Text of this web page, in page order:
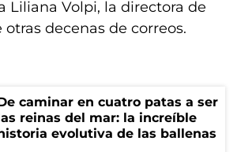
Liliana Volpi, la directora de
otras decenas de correos.
caminar en cuatro patas a ser
reinas del mar: la increíble
evolutiva de las ballenas